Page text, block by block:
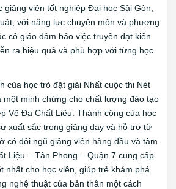
giảng viên tốt nghiệp Đại học Sài Gòn,
với năng lực chuyên môn và phương
cô giáo đảm bảo việc truyền đạt kiến
ra hiệu quả và phù hợp với từng học
của học trò đặt giải Nhất cuộc thi Nét
một minh chứng cho chất lượng đào tạo
Vẽ Đa Chất Liệu. Thành công của học
xuất sắc trong giảng dạy và hỗ trợ từ
có đội ngũ giảng viên hàng đầu và tâm
Liệu – Tân Phong – Quận 7 cung cấp
nhất cho học viên, giúp trẻ khám phá
nghệ thuật của bản thân một cách